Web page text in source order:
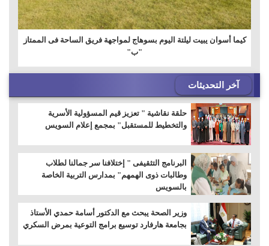
كيما أسوان يبيت ليلتة اليوم بسوهاج لمواجهة فريق الساحة فى الممتاز
"ب"
آخر التحديثات
حلقة نقاشية " تعزيز قيم المسؤولية الأسرية
والتخطيط للمستقبل" بمجمع إعلام السويس
البرنامج التثقيفى " إختلافنا سر جمالنا لطلاب
وطالبات ذوى الهمهم" بمدارس التربية الخاصة
بالسويس
وزير الصحة يبحث مع الدكتور أسامة حمدي الأستاذ
بجامعة هارفارد توسيع برامج التوعية بمرض السكري